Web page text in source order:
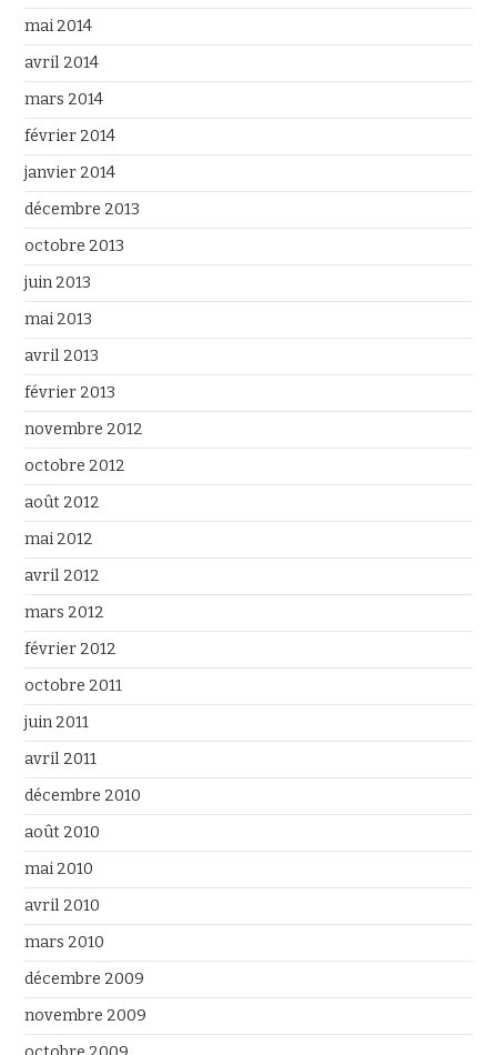
mai 2014
avril 2014
mars 2014
février 2014
janvier 2014
décembre 2013
octobre 2013
juin 2013
mai 2013
avril 2013
février 2013
novembre 2012
octobre 2012
août 2012
mai 2012
avril 2012
mars 2012
février 2012
octobre 2011
juin 2011
avril 2011
décembre 2010
août 2010
mai 2010
avril 2010
mars 2010
décembre 2009
novembre 2009